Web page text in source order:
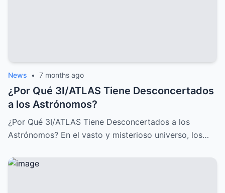
News • 7 months ago
¿Por Qué 3I/ATLAS Tiene Desconcertados
a los Astrónomos?
¿Por Qué 3I/ATLAS Tiene Desconcertados a los
Astrónomos? En el vasto y misterioso universo, los…